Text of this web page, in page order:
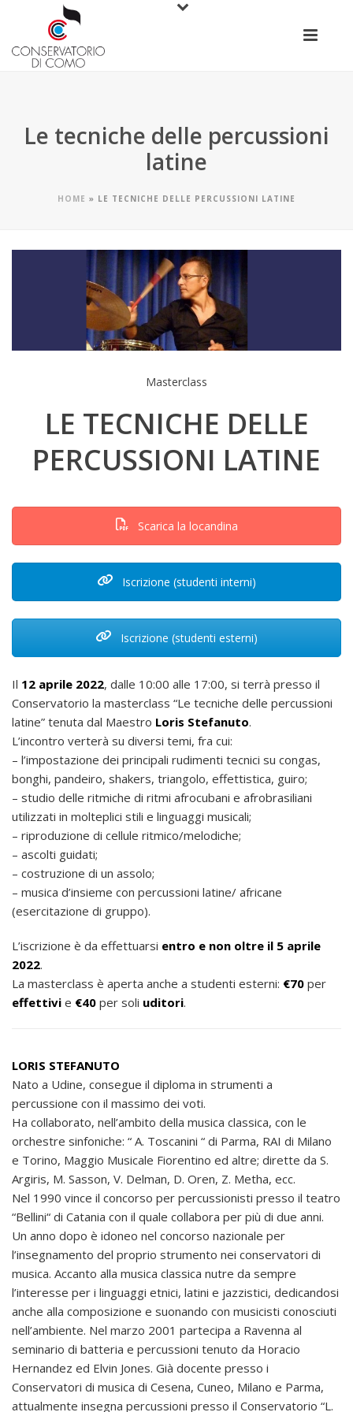
Le tecniche delle percussioni
latine
HOME » LE TECNICHE DELLE PERCUSSIONI LATINE
Masterclass
LE TECNICHE DELLE
PERCUSSIONI LATINE
Scarica la locandina
Iscrizione (studenti interni)
Iscrizione (studenti esterni)
Il 12 aprile 2022, dalle 10:00 alle 17:00, si terrà presso il
Conservatorio la masterclass “Le tecniche delle percussioni
latine” tenuta dal Maestro Loris Stefanuto.
L’incontro verterà su diversi temi, fra cui:
– l’impostazione dei principali rudimenti tecnici su congas,
bonghi, pandeiro, shakers, triangolo, effettistica, guiro;
– studio delle ritmiche di ritmi afrocubani e afrobrasiliani
utilizzati in molteplici stili e linguaggi musicali;
– riproduzione di cellule ritmico/melodiche;
– ascolti guidati;
– costruzione di un assolo;
– musica d’insieme con percussioni latine/ africane
(esercitazione di gruppo).
L’iscrizione è da effettuarsi entro e non oltre il 5 aprile
2022.
La masterclass è aperta anche a studenti esterni: €70 per
effettivi e €40 per soli uditori.
LORIS STEFANUTO
Nato a Udine, consegue il diploma in strumenti a
percussione con il massimo dei voti.
Ha collaborato, nell’ambito della musica classica, con le
orchestre sinfoniche: “ A. Toscanini “ di Parma, RAI di Milano
e Torino, Maggio Musicale Fiorentino ed altre; dirette da S.
Argiris, M. Sasson, V. Delman, D. Oren, Z. Metha, ecc.
Nel 1990 vince il concorso per percussionisti presso il teatro
“Bellini“ di Catania con il quale collabora per più di due anni.
Un anno dopo è idoneo nel concorso nazionale per
l’insegnamento del proprio strumento nei conservatori di
musica. Accanto alla musica classica nutre da sempre
l’interesse per i linguaggi etnici, latini e jazzistici, dedicandosi
anche alla composizione e suonando con musicisti conosciuti
nell’ambiente. Nel marzo 2001 partecipa a Ravenna al
seminario di batteria e percussioni tenuto da Horacio
Hernandez ed Elvin Jones. Già docente presso i
Conservatori di musica di Cesena, Cuneo, Milano e Parma,
attualmente insegna percussioni presso il Conservatorio “L.